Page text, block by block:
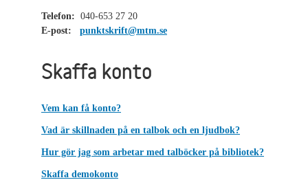
Telefon: 040-653 27 20
E-post:
punktskrift@mtm.se
Skaffa konto
Vem kan få konto?
Vad är skillnaden på en talbok och en ljudbok?
Hur gör jag som arbetar med talböcker på bibliotek?
Skaffa demokonto